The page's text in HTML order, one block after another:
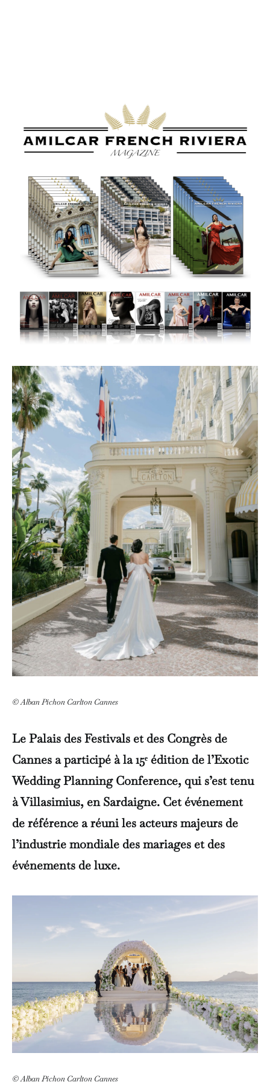
© Alban Pichon Carlton Cannes
Le Palais des Festivals et des Congrès de
Cannes a participé à la 15ᵉ édition de l’Exotic
Wedding Planning Conference, qui s’est tenu
à Villasimius, en Sardaigne. Cet événement
de référence a réuni les acteurs majeurs de
l’industrie mondiale des mariages et des
événements de luxe.
© Alban Pichon Carlton Cannes